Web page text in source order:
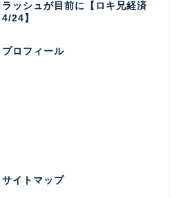
ラッシュが目前に【ロキ兄経済
4/24】
プロフィール
サイトマップ